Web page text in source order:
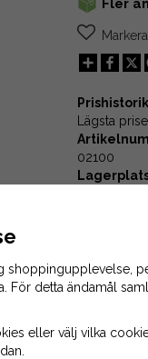
Fler
Share
X
Lägsta
02100
För detta ändamål
eller välj vilka